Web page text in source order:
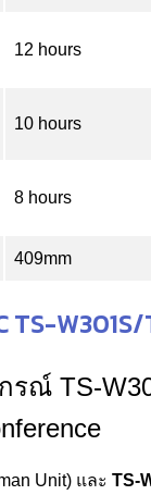
12 hours
10 hours
8 hours
409mm
W301S/
รณ์ TS-
Unit) และ TS-